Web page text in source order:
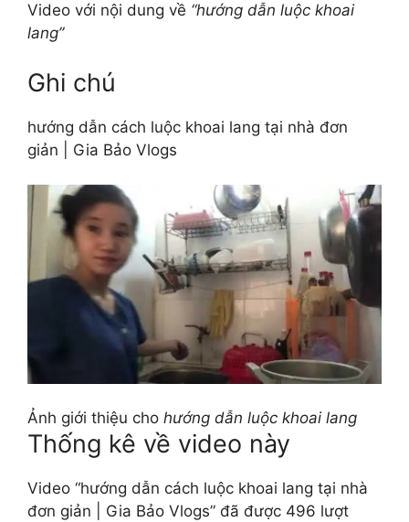
Video với nội dung về “hướng dẫn luộc khoai
lang”
Ghi chú
hướng dẫn cách luộc khoai lang tại nhà đơn
giản | Gia Bảo Vlogs
Ảnh giới thiệu cho hướng dẫn luộc khoai lang
Thống kê về video này
Video “hướng dẫn cách luộc khoai lang tại nhà
đơn giản | Gia Bảo Vlogs” đã được 496 lượt